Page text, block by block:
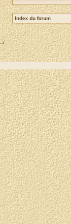
Index du forum
--/